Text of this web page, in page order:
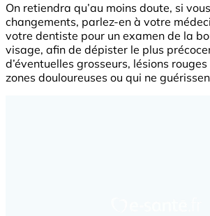
On retiendra qu’au moins doute, si
changements, parlez-en à votre
votre dentiste pour un examen de la
visage, afin de dépister le plus
d’éventuelles grosseurs, lésions
zones douloureuses ou qui ne